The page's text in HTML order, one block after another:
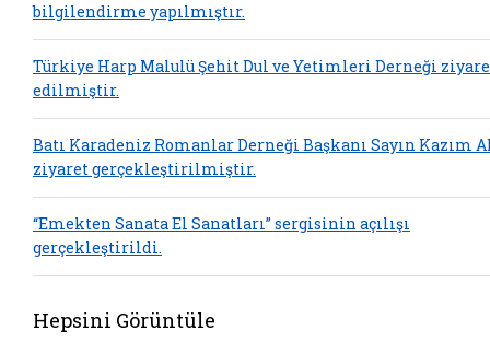
bilgilendirme yapılmıştır.
Türkiye Harp Malulü Şehit Dul ve Yetimleri Derneği
edilmiştir.
Batı Karadeniz Romanlar Derneği Başkanı Sayın Kazım
ziyaret gerçekleştirilmiştir.
“Emekten Sanata El Sanatları” sergisinin açılışı
gerçekleştirildi.
Hepsini Görüntüle